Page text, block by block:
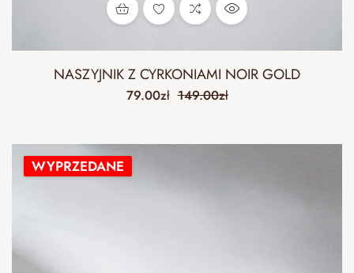
NASZYJNIK Z CYRKONIAMI NOIR GOLD
149.00zł
79.00zł
WYPRZEDANE